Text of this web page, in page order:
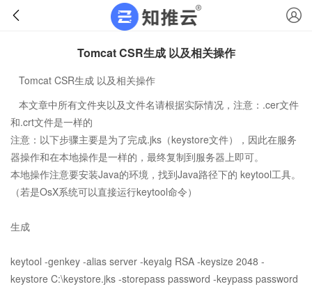
Tomcat CSR生成 以及相关操作
Tomcat CSR生成 以及相关操作
本文章中所有文件夹以及文件名请根据实际情况，注意：.cer文件
和.crt文件是一样的
注意：以下步骤主要是为了完成.jks（keystore文件），因此在服务
器操作和在本地操作是一样的，最终复制到服务器上即可。
本地操作注意要安装Java的环境，找到Java路径下的 keytool工具。
（若是OsX系统可以直接运行keytool命令）
生成
keytool -genkey -alias server -keyalg RSA -keysize 2048 -
keystore C:\keystore.jks -storepass password -keypass password